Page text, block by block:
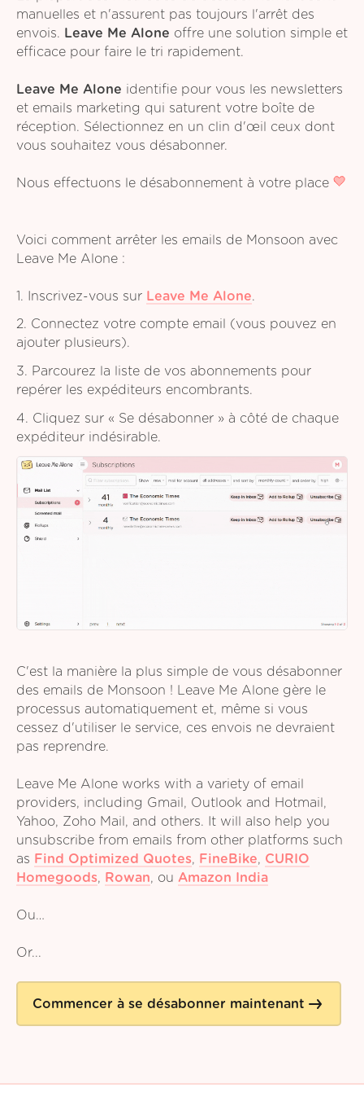
manuelles et n'assurent pas toujours l'arrêt des
envois.
Leave Me Alone offre une solution simple et
efficace pour faire le tri rapidement.
Leave Me Alone identifie pour vous les newsletters
et emails marketing qui saturent votre boîte de
réception. Sélectionnez en un clin d'œil ceux dont
vous souhaitez vous désabonner.
Nous effectuons le désabonnement à votre place
Voici comment arrêter les emails de Monsoon avec
Leave Me Alone :
1. Inscrivez-vous sur Leave Me Alone.
2. Connectez votre compte email (vous pouvez en
ajouter plusieurs).
3. Parcourez la liste de vos abonnements pour
repérer les expéditeurs encombrants.
4. Cliquez sur « Se désabonner » à côté de chaque
expéditeur indésirable.
C'est la manière la plus simple de vous désabonner
des emails de Monsoon ! Leave Me Alone gère le
processus automatiquement et, même si vous
cessez d'utiliser le service, ces envois ne devraient
pas reprendre.
Leave Me Alone works with a variety of email
providers, including Gmail, Outlook and Hotmail,
Yahoo, Zoho Mail, and others. It will also help you
unsubscribe from emails from other platforms such
as Find Optimized Quotes, FineBike, CURIO
Homegoods, Rowan, ou Amazon India
Ou…
Or...
Commencer à se désabonner maintenant